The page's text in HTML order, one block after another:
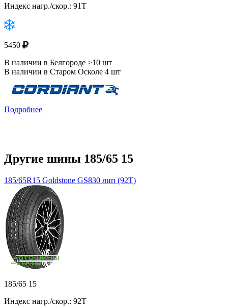
Индекс нагр./скор.: 91T
5450
В наличии в Белгороде >10 шт
В наличии в Старом Осколе 4 шт
Подробнее
Другие шины 185/65 15
185/65R15 Goldstone GS830 лип (92T)
185/65 15
Индекс нагр./скор.: 92T